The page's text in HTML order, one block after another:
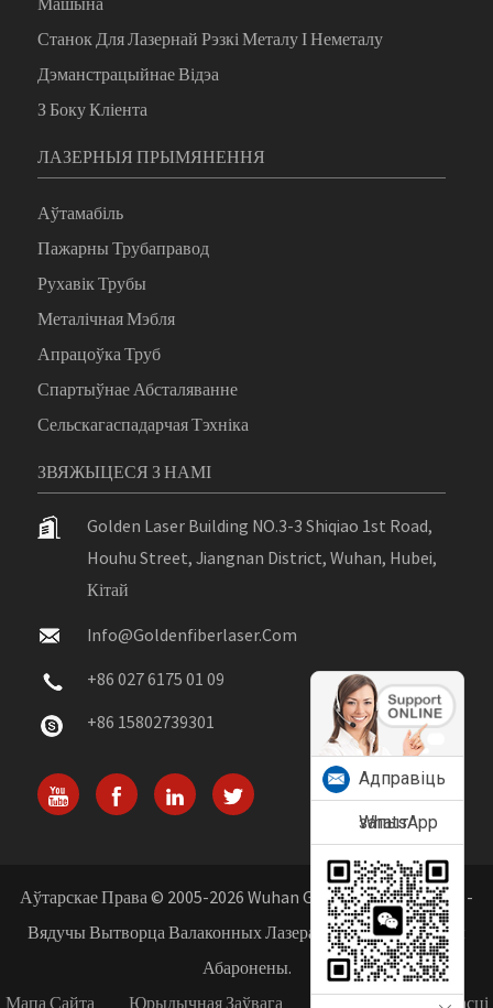
Станок Для Лазернай Рэзкі Металу І Неметалу
Дэманстрацыйнае Відэа
З Боку Кліента
ЛАЗЕРНЫЯ ПРЫМЯНЕННЯ
Аўтамабіль
Пажарны Трубаправод
Рухавік Трубы
Металічная Мэбля
Апрацоўка Труб
Спартыўнае Абсталяванне
Сельскагаспадарчая Тэхніка
ЗВЯЖЫЦЕСЯ З НАМІ
Golden Laser Building NO.3-3 Shiqiao 1st Road,
Houhu Street, Jiangnan District, Wuhan, Hubei,
Кітай
Info@goldenfiberlaser.com
+86 027 6175 01 09
+86 15802739301
Аўтарскае Права © 2005-2026 Wuhan Golden Laser Co., Ltd. -
Вядучы Вытворца Валаконных Лазераў У Кітаі. Усе Правы
Абаронены.
Мапа Сайта
Юрыдычная Заўвага Палітыка Прыватнасці
Адправіць
запыт
WhatsApp